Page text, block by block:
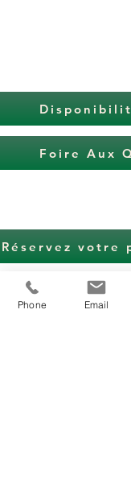
Foire Aux
Réservez votre
Phone Email